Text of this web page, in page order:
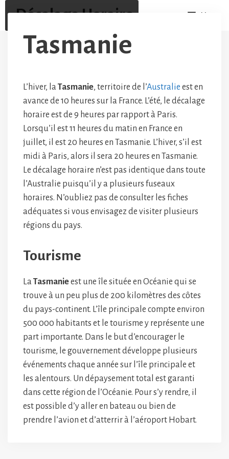
contenu
Décalage Horaire Menu
Tasmanie
L’hiver, laTasmanie, territoire de l’Australie est en
avance de 10 heures sur la France. L’été, le décalage
horaire est de 9 heures par rapport à Paris.
Lorsqu’il est 11 heures du matin en France en
juillet, il est 20 heures en Tasmanie. L’hiver, s’il est
midi à Paris, alors il sera 20 heures en Tasmanie.
Le décalage horaire n’est pas identique dans toute
l’Australie puisqu’il y a plusieurs fuseaux
horaires. N’oubliez pas de consulter les fiches
adéquates si vous envisagez de visiter plusieurs
régions du pays.
Tourisme
LaTasmanieest une île située en Océanie qui se
trouve à un peu plus de 200 kilomètres des côtes
du pays-continent. L’île principale compte environ
500 000 habitants et le tourisme y représente une
part importante. Dans le but d’encourager le
tourisme, le gouvernement développe plusieurs
événements chaque année sur l’île principale et
les alentours. Un dépaysement total est garanti
dans cette région de l’Océanie. Pour s’y rendre, il
est possible d’y aller en bateau ou bien de
prendre l’avion et d’atterrir à l’aéroport Hobart.